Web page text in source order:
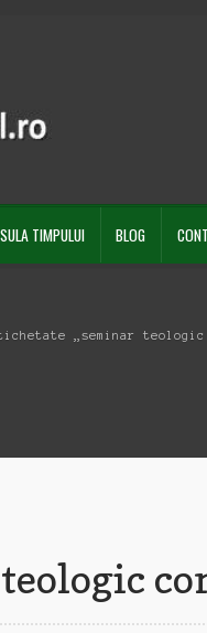
TIMPULUI BLOG
„seminar teologic